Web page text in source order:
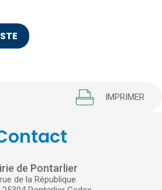
IMPRIMER
de Pontarlier
de la République